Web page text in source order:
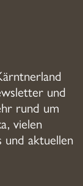
und
rund um
vielen
aktuellen